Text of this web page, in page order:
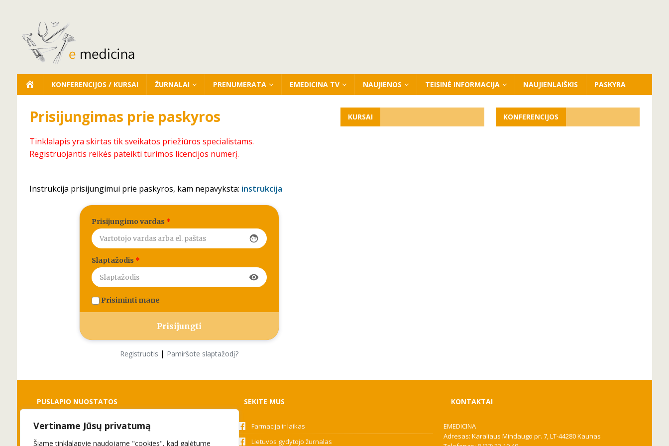
Vertiname Jūsų privatumą
Šiame tinklalapyje naudojame "cookies", kad galėtume
KONFERENCIJOS / KURSAI ŽURNALAI PRENUMERATA EMEDICINA TV NAUJIENOS TEISINĖ INFORMACIJA NAUJIENLAIŠKIS PASKYRA
Prisijungimas prie paskyros
Tinklalapis yra skirtas tik sveikatos priežiūros specialistams.
Registruojantis reikės pateikti turimos licencijos numerį.
Instrukcija prisijungimui prie paskyros, kam nepavyksta: instrukcija
Prisijungimo vardas *
face
Slaptažodis *
visibility
Prisiminti mane
Registruotis | Pamiršote slaptažodį?
KURSAI KONFERENCIJOS
PUSLAPIO NUOSTATOS
Slapukai
Privatumo politika
SEKITE MUS
Farmacija ir laikas
Lietuvos gydytojo žurnalas
KONTAKTAI
EMEDICINA
Adresas: Karaliaus Mindaugo pr. 7, LT-44280 Kaunas